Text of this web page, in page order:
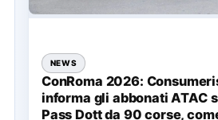
NEWS
ConRoma 2026:
informa gli abbonati ATAC
Pass Dott da 90 corse,